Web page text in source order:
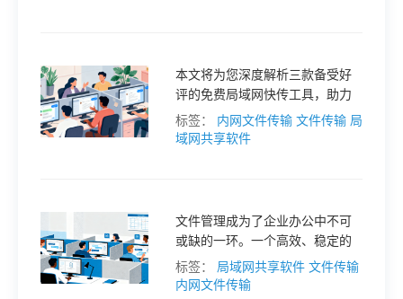
题
本文将为您深度解析三款备受好
评的免费局域网快传工具，助力
您在局域网环境中畅享极速传输
体验。
标签： 内网文件传输 文件传输 局
域网共享软件
文件管理成为了企业办公中不可
或缺的一环。一个高效、稳定的
局域网文件管理工具不仅能提升
工作效率，还能确保文件的安全
标签： 局域网共享软件 文件传输
内网文件传输